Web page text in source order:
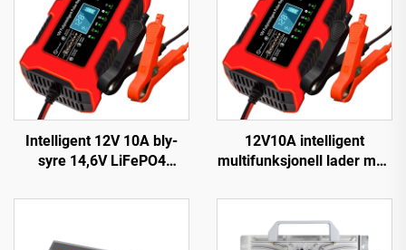
Intelligent 12V 10A bly-
syre 14,6V LiFePO4
pulsreparasjon for 12 volt
sertifisert elektrisk type
12V10A intelligent
multifunksjonell lader med
pulsreparasjon av bly-
syrebatteri